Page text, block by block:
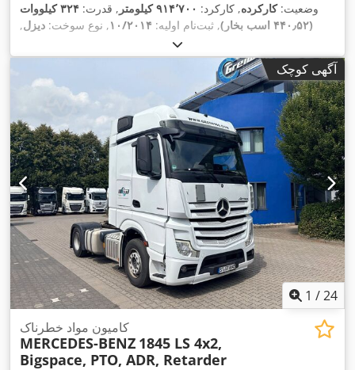
وضعیت:کارکرده, کارکرد: ۹۱۴٬۷۰۰ کیلومتر , قدرت:
۳۲۴ کیلووات
(۴۴۰٫۵۲ اسب بخار)
, ثبت‌نام اولیه: ۱۰/۲۰۱۴, نوع سوخت: دیزل,
, پیکربندی محور:
محور:۳٬۹۵۰ میلی‌متر , سوخت:دیزل, کابین راننده:کابین خواب, نوع
چرخ‌دنده:خودکار, کلاس انتشار: فولاد-هوا
طول کل:۶٬۶۸۰ میلی‌متر , عرض کل:
, سال ساخت:
۲۰۱۴
ادبلو, اِی‌بی‌اِس‎, بخاری پارکینگ, تنظیم برقی پنجره,
تهویه مطبوع, قفل مرکزی, کروز کنترل,
آگهی کوچک
1 /24
کامیون مواد خطرناک
MERCEDES-BENZ 1845 LS 4x2,
Bigspace, PTO, ADR, Retarder